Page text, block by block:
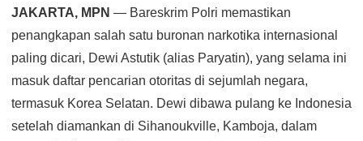
JAKARTA, MPN — Bareskrim Polri memastikan
penangkapan salah satu buronan narkotika internasional
paling dicari, Dewi Astutik (alias Paryatin), yang selama ini
masuk daftar pencarian otoritas di sejumlah negara,
termasuk Korea Selatan. Dewi dibawa pulang ke Indonesia
setelah diamankan di Sihanoukville, Kamboja, dalam